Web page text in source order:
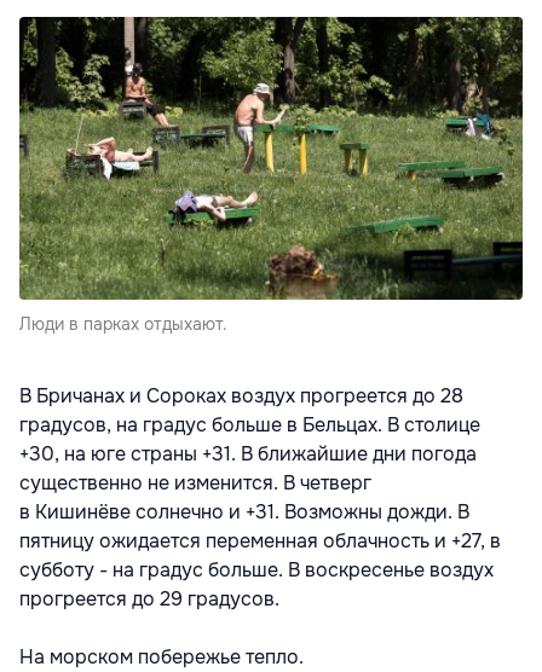
Люди в парках отдыхают.
В Бричанах и Сороках воздух прогреется до 28
градусов, на градус больше в Бельцах. В столице
+30, на юге страны +31. В ближайшие дни погода
существенно не изменится. В четверг
в Кишинёве солнечно и +31. Возможны дожди. В
пятницу ожидается переменная облачность и +27, в
субботу - на градус больше. В воскресенье воздух
прогреется до 29 градусов.
На морском побережье тепло.